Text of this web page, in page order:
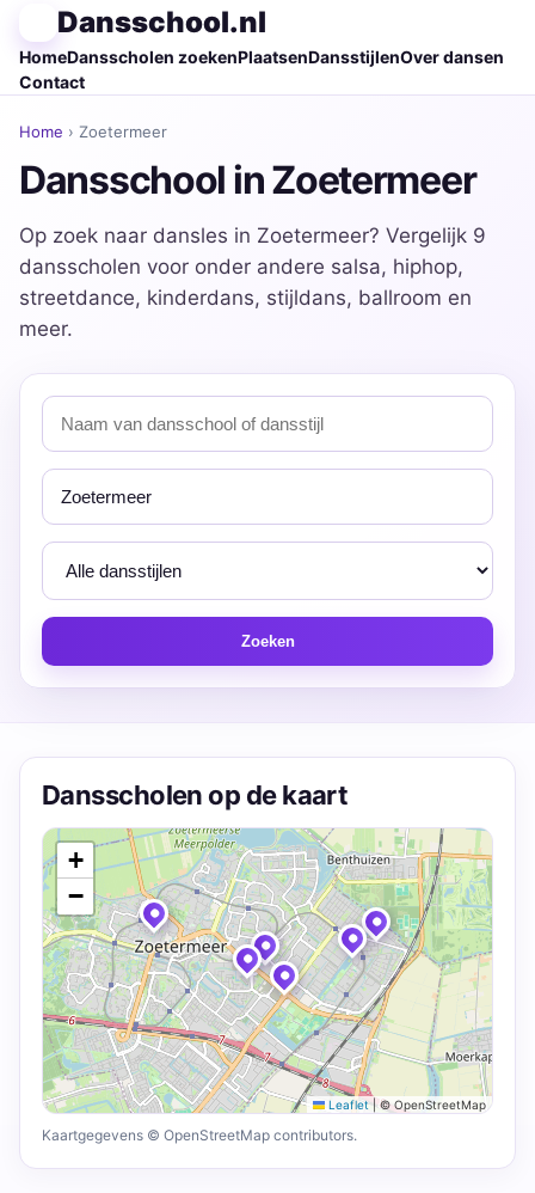
Dansschool.nl
HomeDansscholen zoekenPlaatsenDansstijlenOver dansen
Contact
Home › Zoetermeer
Dansschool in Zoetermeer
Op zoek naar dansles in Zoetermeer? Vergelijk 9
dansscholen voor onder andere salsa, hiphop,
streetdance, kinderdans, stijldans, ballroom en
meer.
Zoeken
Dansscholen op de kaart
+
−
Leaflet |© OpenStreetMap
Kaartgegevens © OpenStreetMap contributors.